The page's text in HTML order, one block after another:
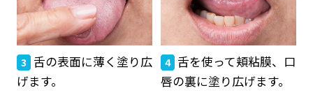
3 舌の表面に薄く塗り広
げます。
4 舌を使って頬粘膜、口
唇の裏に塗り広げます。